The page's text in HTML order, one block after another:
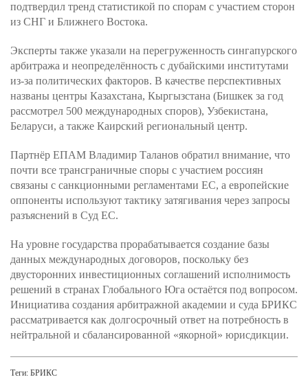
подтвердил тренд статистикой по спорам с участием сторон
из СНГ и Ближнего Востока.
Эксперты также указали на перегруженность сингапурского
арбитража и неопределённость с дубайскими институтами
из-за политических факторов. В качестве перспективных
названы центры Казахстана, Кыргызстана (Бишкек за год
рассмотрел 500 международных споров), Узбекистана,
Беларуси, а также Каирский региональный центр.
Партнёр ЕПАМ Владимир Таланов обратил внимание, что
почти все трансграничные споры с участием россиян
связаны с санкционными регламентами ЕС, а европейские
оппоненты используют тактику затягивания через запросы
разъяснений в Суд ЕС.
На уровне государства прорабатывается создание базы
данных международных договоров, поскольку без
двусторонних инвестиционных соглашений исполнимость
решений в странах Глобального Юга остаётся под вопросом.
Инициатива создания арбитражной академии и суда БРИКС
рассматривается как долгосрочный ответ на потребность в
нейтральной и сбалансированной «якорной» юрисдикции.
Теги: БРИКС